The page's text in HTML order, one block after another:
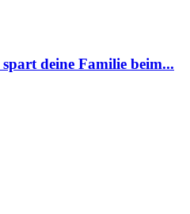
deine Familie beim...